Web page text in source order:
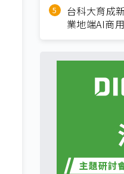
台科大育成
業地端AI商用